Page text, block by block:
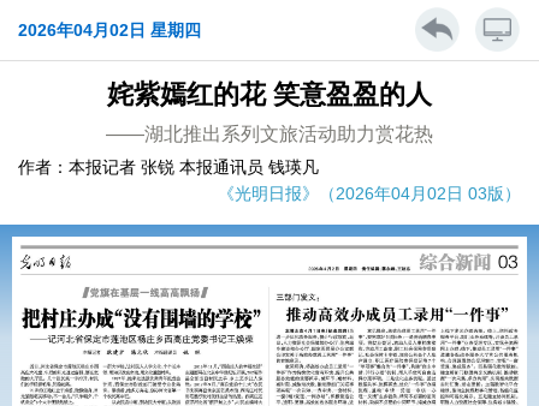
2026年04月02日 星期四
姹紫嫣红的花 笑意盈盈的人
——湖北推出系列文旅活动助力赏花热
作者：本报记者 张锐 本报通讯员 钱瑛凡
《光明日报》（2026年04月02日 03版）